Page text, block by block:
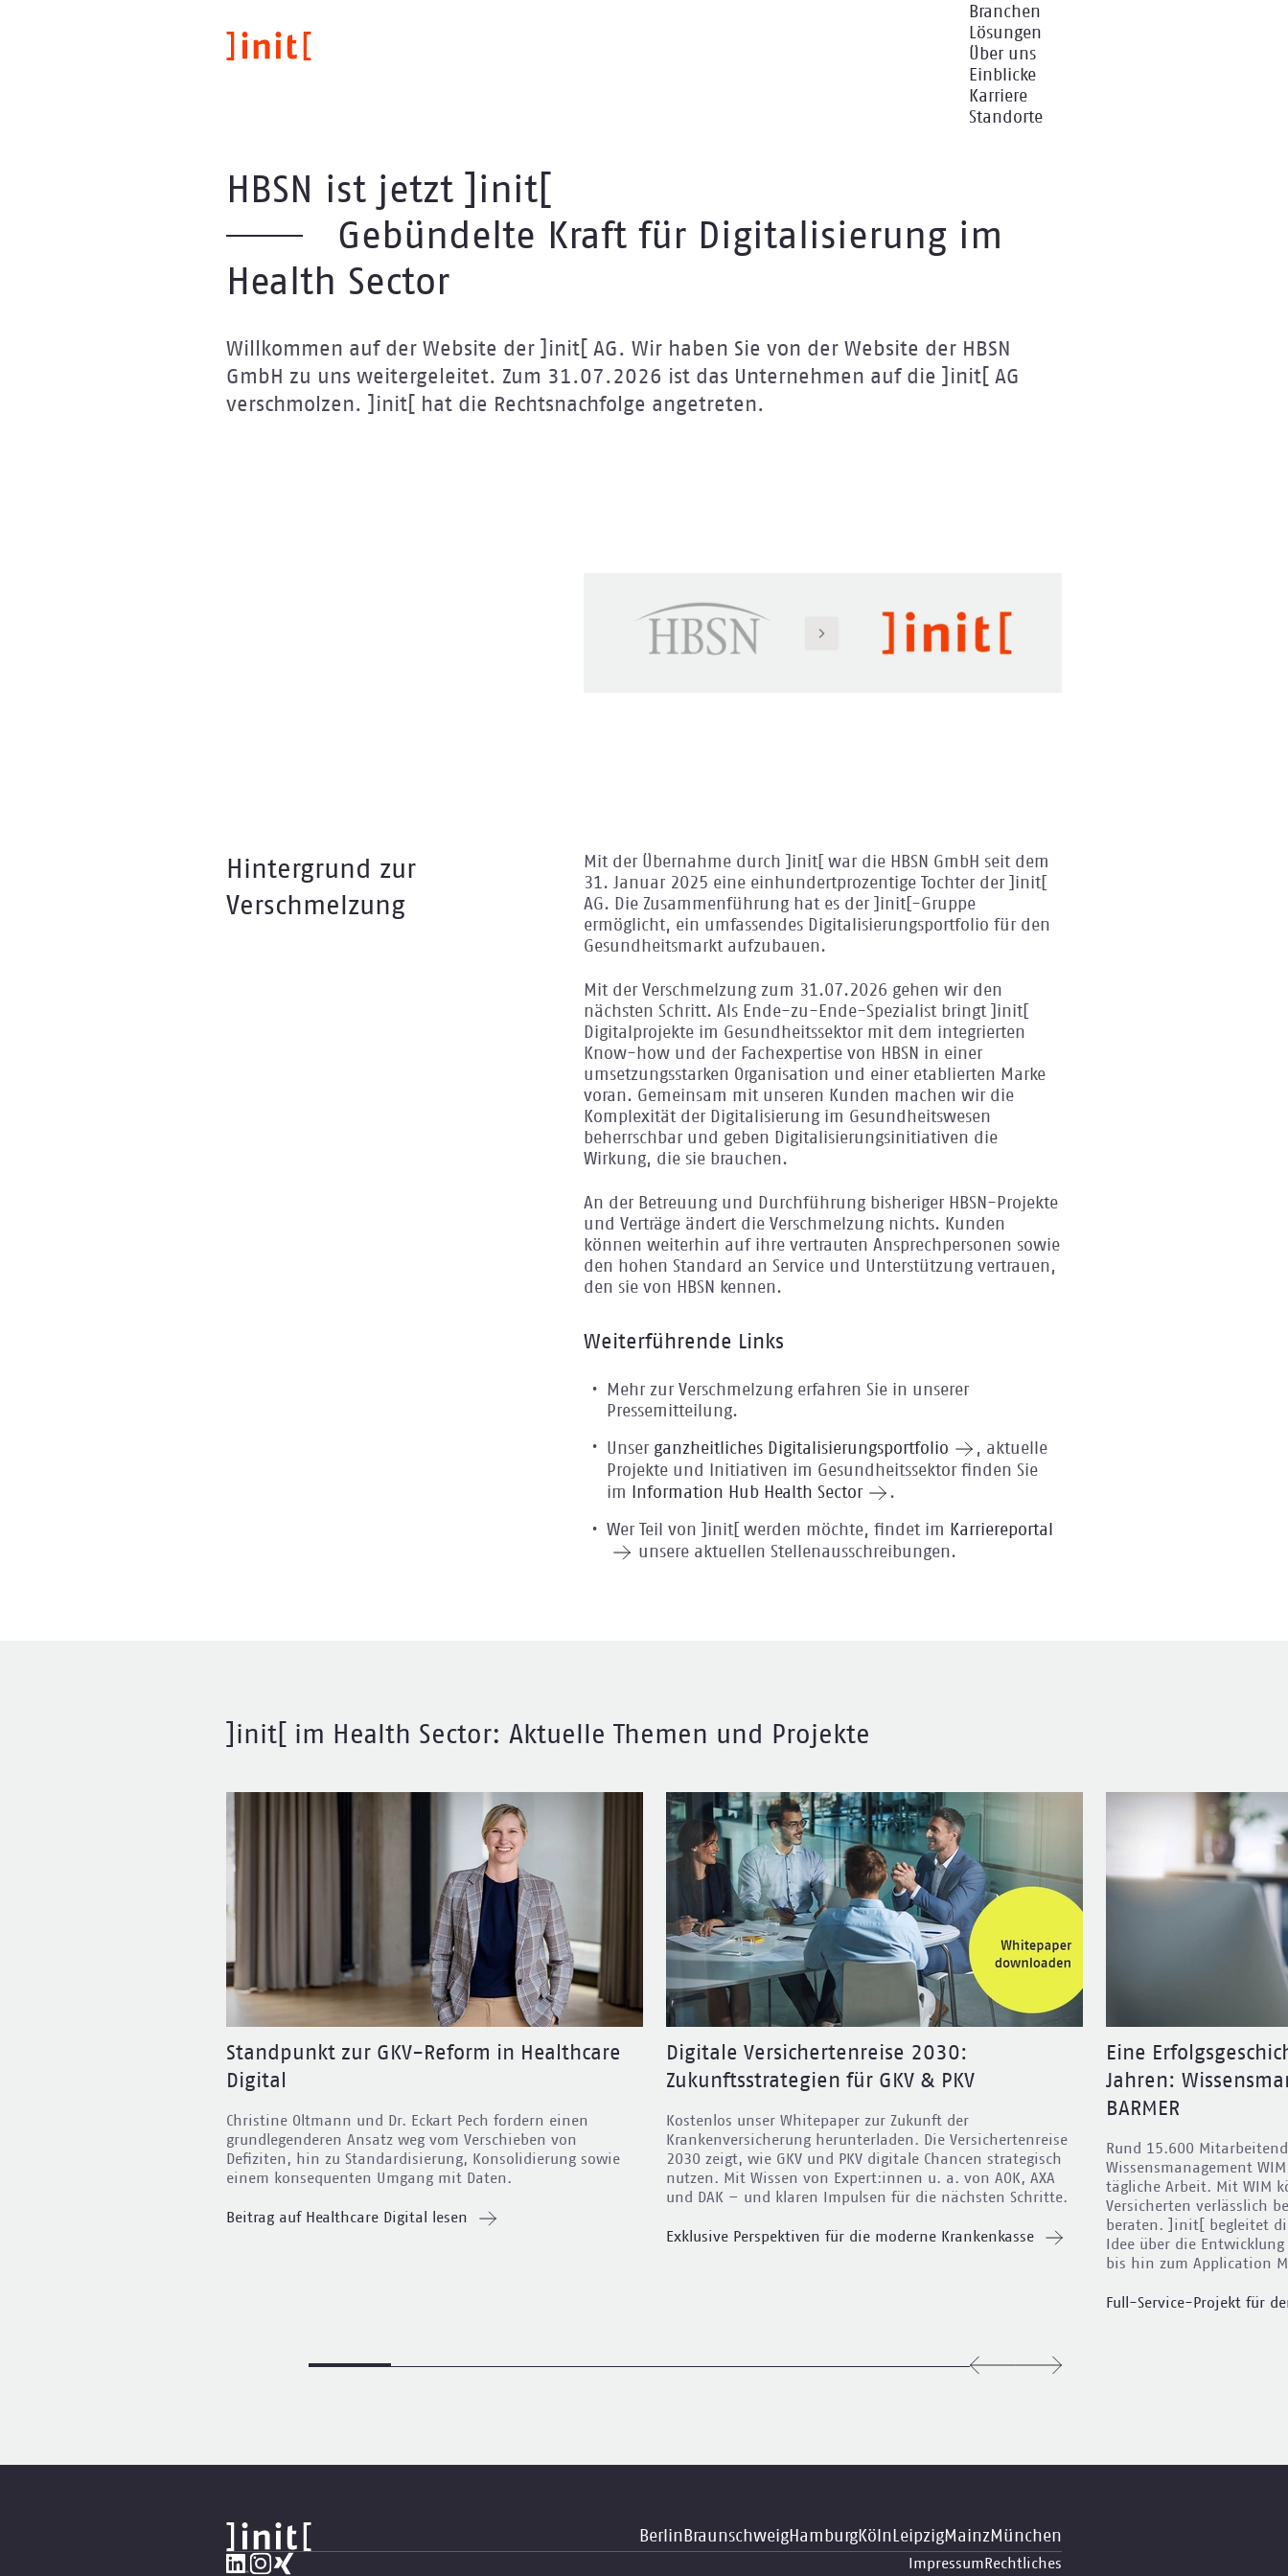
Branchen
Lösungen
Über uns
Einblicke
Karriere
Standorte
HBSN ist jetzt ]init[
Gebündelte Kraft für Digitalisierung im
Health Sector
Willkommen auf der Website der ]init[ AG. Wir haben Sie von der Website der HBSN
GmbH zu uns weitergeleitet. Zum 31.07.2026 ist das Unternehmen auf die ]init[ AG
verschmolzen. ]init[ hat die Rechtsnachfolge angetreten.
Hintergrund zur
Verschmelzung
Mit der Übernahme durch ]init[ war die HBSN GmbH seit dem
31. Januar 2025 eine einhundertprozentige Tochter der ]init[
AG. Die Zusammenführung hat es der ]init[-Gruppe
ermöglicht, ein umfassendes Digitalisierungsportfolio für den
Gesundheitsmarkt aufzubauen.
Mit der Verschmelzung zum 31.07.2026 gehen wir den
nächsten Schritt. Als Ende-zu-Ende-Spezialist bringt ]init[
Digitalprojekte im Gesundheitssektor mit dem integrierten
Know-how und der Fachexpertise von HBSN in einer
umsetzungsstarken Organisation und einer etablierten Marke
voran. Gemeinsam mit unseren Kunden machen wir die
Komplexität der Digitalisierung im Gesundheitswesen
beherrschbar und geben Digitalisierungsinitiativen die
Wirkung, die sie brauchen.
An der Betreuung und Durchführung bisheriger HBSN-Projekte
und Verträge ändert die Verschmelzung nichts. Kunden
können weiterhin auf ihre vertrauten Ansprechpersonen sowie
den hohen Standard an Service und Unterstützung vertrauen,
den sie von HBSN kennen.
Weiterführende Links
Mehr zur Verschmelzung erfahren Sie in unserer
Pressemitteilung.
Unser ganzheitliches Digitalisierungsportfolio
, aktuelle
Projekte und Initiativen im Gesundheitssektor finden Sie
im
Information Hub Health Sector .
Wer Teil von ]init[ werden möchte, findet im
Karriereportal
unsere aktuellen Stellenausschreibungen.
]init[ im Health Sector: Aktuelle Themen und Projekte
Standpunkt zur GKV-Reform in Healthcare
Digital
Christine Oltmann und Dr. Eckart Pech fordern einen
grundlegenderen Ansatz weg vom Verschieben von
Defiziten, hin zu Standardisierung, Konsolidierung sowie
einem konsequenten Umgang mit Daten.
Beitrag auf Healthcare Digital lesen
Digitale Versichertenreise 2030:
Zukunftsstrategien für GKV & PKV
Kostenlos unser Whitepaper zur Zukunft der
Krankenversicherung herunterladen. Die Versichertenreise
2030 zeigt, wie GKV und PKV digitale Chancen strategisch
nutzen. Mit Wissen von Expert:innen u. a. von AOK, AXA
und DAK – und klaren Impulsen für die nächsten Schritte.
Exklusive Perspektiven für die moderne Krankenkasse
Eine
Jahren:
BARMER
Rund 15.600
Wissensmanagement
tägliche Arbeit. Mit WIM
Versicherten verlässlich
beraten. ]init[ begleitet
Idee über die
bis hin zum Application
Full-Service-Projekt für
Berlin BraunschweigHamburg Köln LeipzigMainzMünchen
Impressum Rechtliches